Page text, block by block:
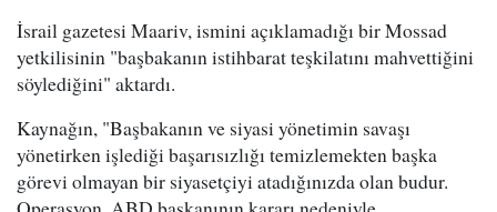
İsrail gazetesi Maariv, ismini açıklamadığı bir Mossad
yetkilisinin "başbakanın istihbarat teşkilatını mahvettiğini
söylediğini" aktardı.
Kaynağın, "Başbakanın ve siyasi yönetimin savaşı
yönetirken işlediği başarısızlığı temizlemekten başka
görevi olmayan bir siyasetçiyi atadığınızda olan budur.